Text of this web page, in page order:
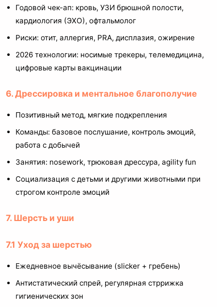
Годовой чек-ап: кровь, УЗИ брюшной полости,
кардиология (ЭХО), офтальмолог
Риски: отит, аллергия, PRA, дисплазия, ожирение
2026 технологии: носимые трекеры, телемедицина,
цифровые карты вакцинации
6. Дрессировка и ментальное благополучие
Позитивный метод, мягкие подкрепления
Команды: базовое послушание, контроль эмоций,
работа с добычей
Занятия: nosework, трюковая дрессура, agility fun
Социализация с детьми и другими животными при
строгом контроле эмоций
7. Шерсть и уши
7.1 Уход за шерстью
Ежедневное вычёсывание (slicker + гребень)
Антистатический спрей, регулярная стррижка
гигиенических зон